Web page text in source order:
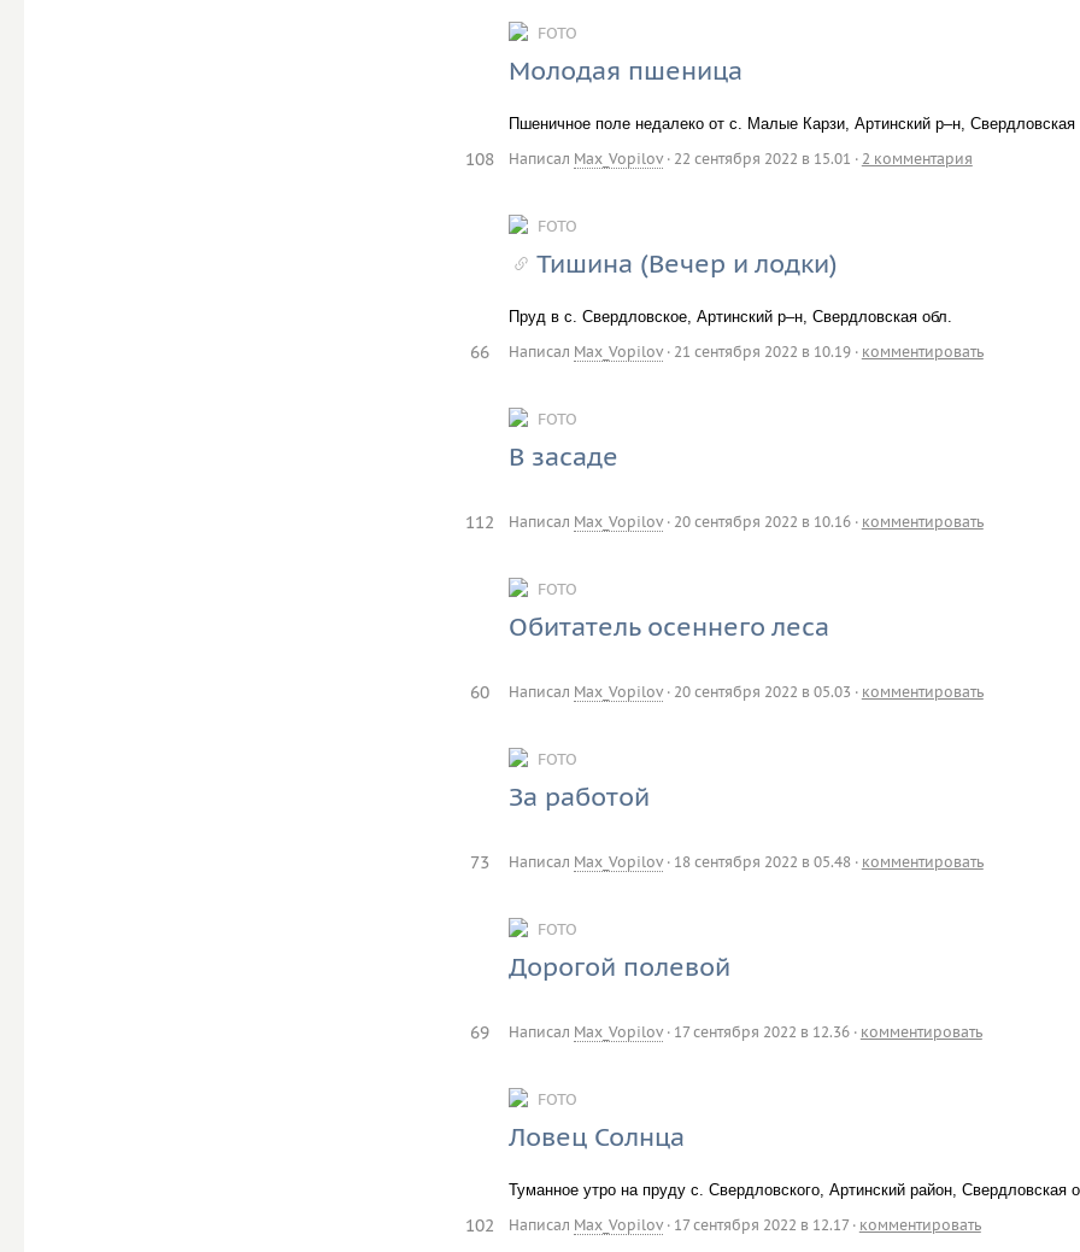
FOTO
Молодая пшеница
Пшеничное поле недалеко от с. Малые Карзи, Артинский р–н, Свердловская
Написал Max_Vopilov· 22 сентября 2022 в 15.01 · 2 комментария
108
FOTO
Тишина (Вечер и лодки)
Пруд в с. Свердловское, Артинский р–н, Свердловская обл.
Написал Max_Vopilov· 21 сентября 2022 в 10.19· комментировать
66
FOTO
В засаде
Написал Max_Vopilov· 20 сентября 2022 в 10.16· комментировать
112
FOTO
Обитатель осеннего леса
Написал Max_Vopilov· 20 сентября 2022 в 05.03 · комментировать
60
FOTO
За работой
Написал Max_Vopilov· 18 сентября 2022 в 05.48· комментировать
73
FOTO
Дорогой полевой
Написал Max_Vopilov· 17 сентября 2022 в 12.36· комментировать
69
FOTO
Ловец Солнца
Туманное утро на пруду с. Свердловского, Артинский район, Свердловская
Написал Max_Vopilov· 17 сентября 2022 в 12.17· комментировать
102